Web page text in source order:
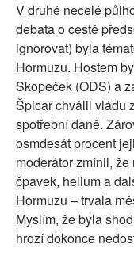
V druhé necelé
debata o cestě
ignorovat) byla
Hormuzu. Hostem
Skopeček (ODS) a
Špicar chválil vládu
spotřební daně.
osmdesát procent
moderátor zmínil,
čpavek, helium a
Hormuzu – trvala
Myslím, že byla
hrozí dokonce